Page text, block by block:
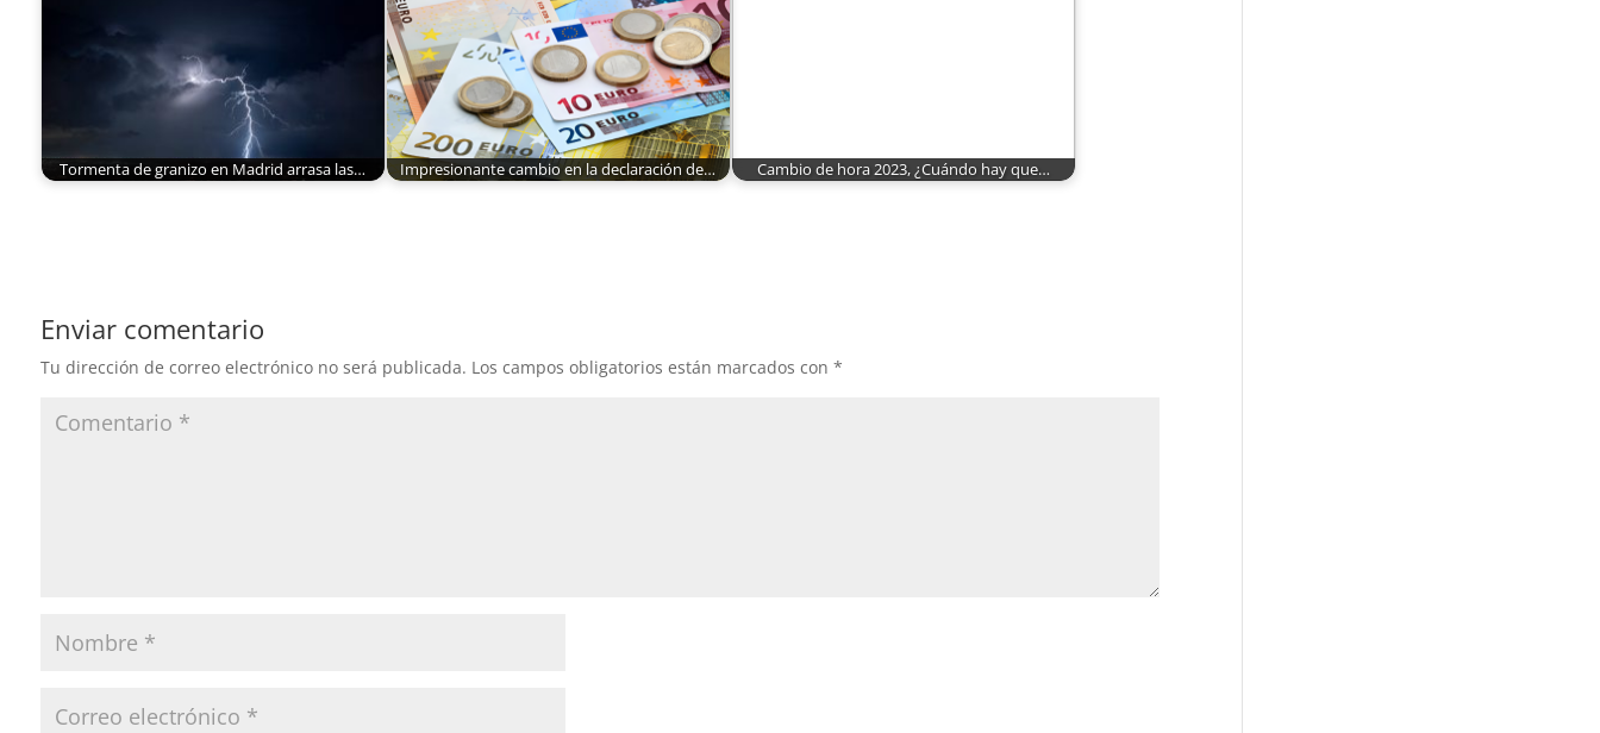
Tormenta de granizo en Madrid arrasa las… Impresionante cambio en la declaración de… Cambio de hora 2023, ¿Cuándo hay que…
Enviar comentario
Tu dirección de correo electrónico no será publicada. Los campos obligatorios están marcados con *